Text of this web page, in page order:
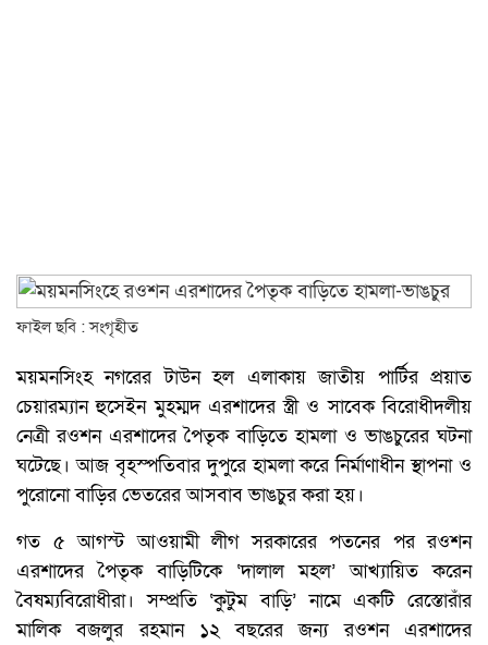
ফাইল ছবি : সংগৃহীত
ময়মনসিংহ নগরের টাউন হল এলাকায় জাতীয় পার্টির প্রয়াত
চেয়ারম্যান হুসেইন মুহম্মদ এরশাদের স্ত্রী ও সাবেক বিরোধীদলীয়
নেত্রী রওশন এরশাদের পৈতৃক বাড়িতে হামলা ও ভাঙচুরের ঘটনা
ঘটেছে। আজ বৃহস্পতিবার দুপুরে হামলা করে নির্মাণাধীন স্থাপনা ও
পুরোনো বাড়ির ভেতরের আসবাব ভাঙচুর করা হয়।
গত ৫ আগস্ট আওয়ামী লীগ সরকারের পতনের পর রওশন
এরশাদের পৈতৃক বাড়িটিকে ‘দালাল মহল’ আখ্যায়িত করেন
বৈষম্যবিরোধীরা। সম্প্রতি ‘কুটুম বাড়ি’ নামে একটি রেস্তোরাঁর
মালিক বজলুর রহমান ১২ বছরের জন্য রওশন এরশাদের